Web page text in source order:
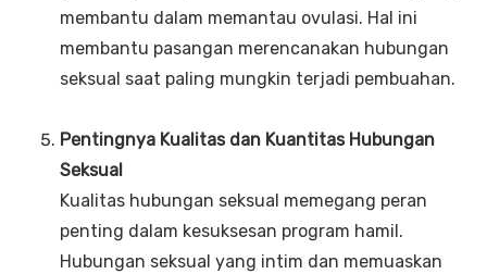
membantu dalam memantau ovulasi. Hal ini
membantu pasangan merencanakan hubungan
seksual saat paling mungkin terjadi pembuahan.
Pentingnya Kualitas dan Kuantitas Hubungan
Seksual
Kualitas hubungan seksual memegang peran
penting dalam kesuksesan program hamil.
Hubungan seksual yang intim dan memuaskan